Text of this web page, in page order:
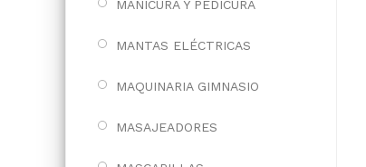
MANICURA Y PEDICURA
MANTAS ELÉCTRICAS
MAQUINARIA GIMNASIO
MASAJEADORES